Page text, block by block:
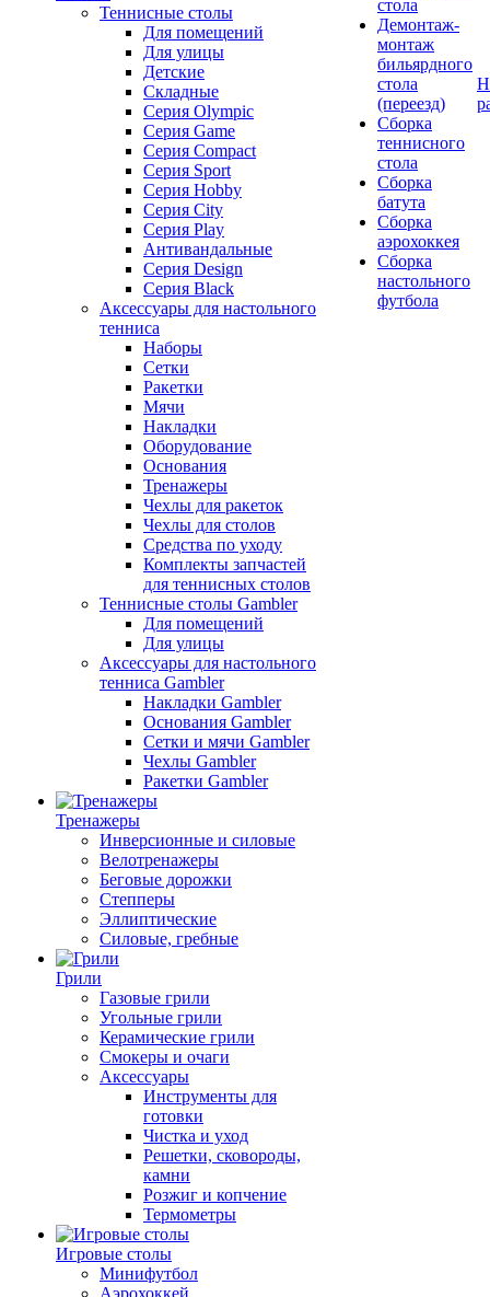
Теннисные столы
Для помещений
Для улицы
Детские
Складные
Серия Olympic
Серия Game
Серия Compact
Серия Sport
Серия Hobby
Серия City
Серия Play
Антивандальные
Серия Design
Серия Black
Аксессуары для настольного
тенниса
Наборы
Сетки
Ракетки
Мячи
Накладки
Оборудование
Основания
Тренажеры
Чехлы для ракеток
Чехлы для столов
Средства по уходу
Комплекты запчастей
для теннисных столов
Теннисные столы Gambler
Для помещений
Для улицы
Аксессуары для настольного
тенниса Gambler
Накладки Gambler
Основания Gambler
Сетки и мячи Gambler
Чехлы Gambler
Ракетки Gambler
Тренажеры
Инверсионные и силовые
Велотренажеры
Беговые дорожки
Степперы
Эллиптические
Силовые, гребные
Грили
Газовые грили
Угольные грили
Керамические грили
Смокеры и очаги
Аксессуары
Инструменты для
готовки
Чистка и уход
Решетки, сковороды,
камни
Розжиг и копчение
Термометры
Игровые столы
Минифутбол
Аэрохоккей
стола
Демонтаж-
монтаж
бильярдного
стола
(переезд)
Сборка
теннисного
стола
Сборка
батута
Сборка
аэрохоккея
Сборка
настольного
футбола